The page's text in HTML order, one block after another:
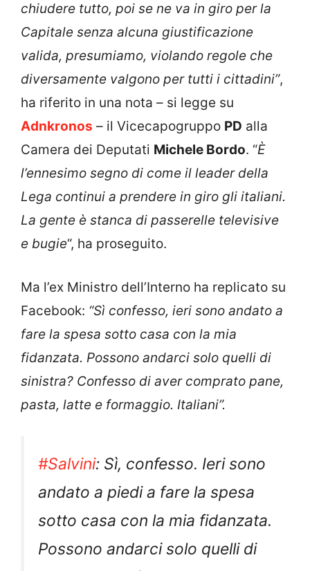
chiudere tutto, poi se ne va in giro per la
Capitale senza alcuna giustificazione
valida, presumiamo, violando regole che
diversamente valgono per tutti i cittadini”,
ha riferito in una nota – si legge su
Adnkronos – il Vicecapogruppo PD alla
Camera dei Deputati Michele Bordo. “È
l’ennesimo segno di come il leader della
Lega continui a prendere in giro gli italiani.
La gente è stanca di passerelle televisive
e bugie“, ha proseguito.
Ma l’ex Ministro dell’Interno ha replicato su
Facebook: “Sì confesso, ieri sono andato a
fare la spesa sotto casa con la mia
fidanzata. Possono andarci solo quelli di
sinistra? Confesso di aver comprato pane,
pasta, latte e formaggio. Italiani”.
#Salvini: Sì, confesso. Ieri sono
andato a piedi a fare la spesa
sotto casa con la mia fidanzata.
Possono andarci solo quelli di